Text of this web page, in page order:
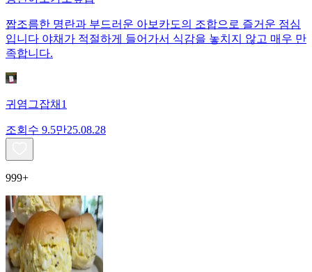
짭조름한 명란과 부드러운 아보카도의 조합으로 즐거운 점심
입니다 야채가 적절하게 들어가서 식감을 놓치지 않고 매우 만
족합니다.
귀염그잡채1
조회수 9.5만25.08.28
999+